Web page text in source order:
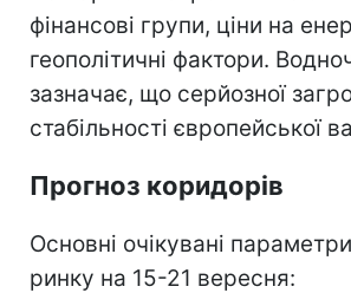
фінансові групи, ціни на
геополітичні фактори.
зазначає, що серйозної
стабільності європейської
Прогноз коридорів
Основні очікувані
ринку на 15-21 вересня: